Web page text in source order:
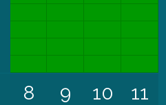
8 9 10 11